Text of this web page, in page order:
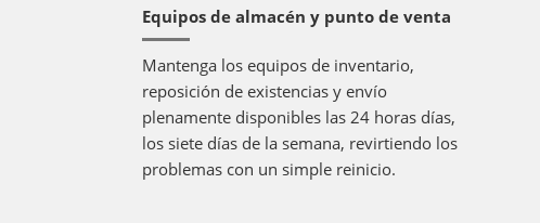
Equipos de almacén y punto de venta
Mantenga los equipos de inventario,
reposición de existencias y envío
plenamente disponibles las 24 horas días,
los siete días de la semana, revirtiendo los
problemas con un simple reinicio.